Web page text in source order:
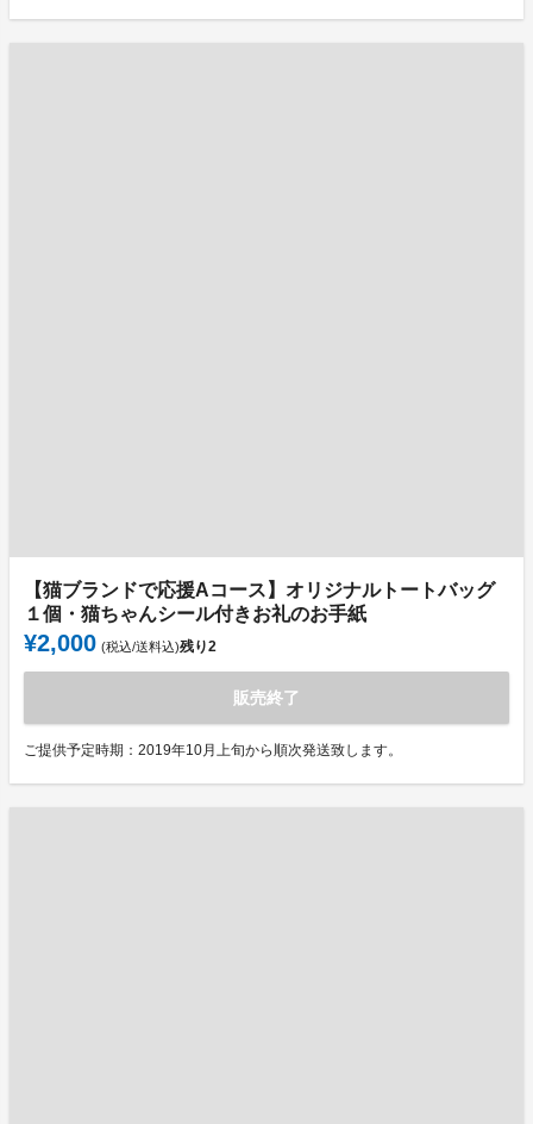
【猫ブランドで応援Aコース】オリジナルトートバッグ
１個・猫ちゃんシール付きお礼のお手紙
¥2,000 (税込/送料込)残り2
販売終了
ご提供予定時期：2019年10月上旬から順次発送致します。